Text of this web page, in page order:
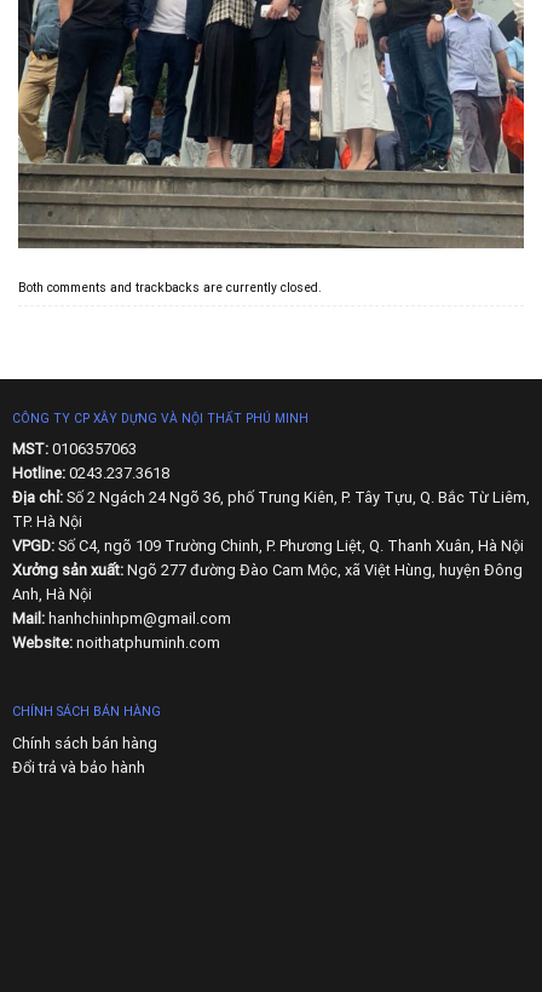
Both comments and trackbacks are currently closed.
CÔNG TY CP XÂY DỰNG VÀ NỘI THẤT PHÚ MINH
MST: 0106357063
Hotline:0243.237.3618
Địa chỉ:Số 2 Ngách 24 Ngõ 36, phố Trung Kiên, P. Tây Tựu, Q. Bắc Từ Liêm,
TP. Hà Nội
VPGD:Số C4, ngõ 109 Trường Chinh, P. Phương Liệt, Q. Thanh Xuân, Hà Nội
Xưởng sản xuất:Ngõ 277 đường Đào Cam Mộc, xã Việt Hùng, huyện Đông
Anh, Hà Nội
Mail: hanhchinhpm@gmail.com
Website:noithatphuminh.com
CHÍNH SÁCH BÁN HÀNG
Chính sách bán hàng
Đổi trả và bảo hành